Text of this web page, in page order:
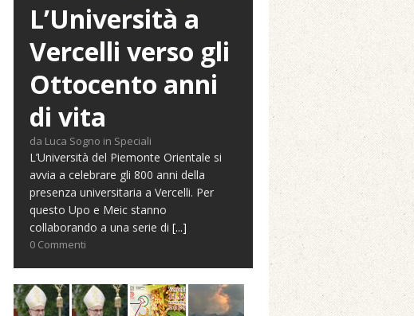
L’Università a
Vercelli verso gli
Ottocento anni
di vita
da Luca Sogno in Speciali
L’Università del Piemonte Orientale si
avvia a celebrare gli 800 anni della
presenza universitaria a Vercelli. Per
questo Upo e Meic stanno
collaborando a una serie di [...]
0 Commenti